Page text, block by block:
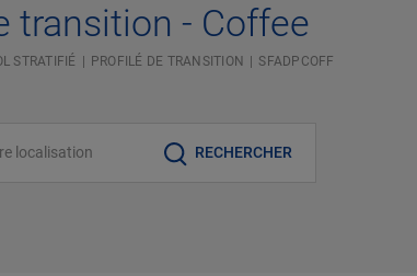
transition - Coffee
STRATIFIÉ PROFILÉ DE TRANSITION SFADPCOFF
RECHERCHER